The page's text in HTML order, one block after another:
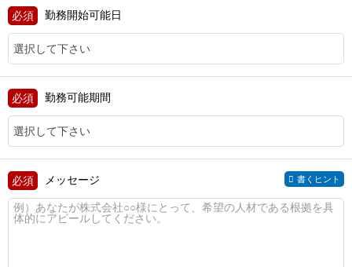
勤務開始可能日
勤務可能期間
書くヒント
メッセージ